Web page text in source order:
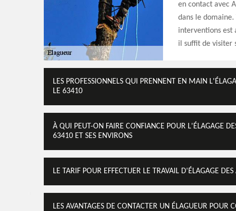
en contact avec
dans le
interventions est
il suffit de visiter
LES PROFESSIONNELS QUI PRENNENT EN MAIN
LE 63410
À QUI PEUT-ON FAIRE CONFIANCE POUR L'ÉLAGAGE
63410 ET SES ENVIRONS
LE TARIF POUR EFFECTUER LE TRAVAIL D'ÉLAGAGE
LES AVANTAGES DE CONTACTER UN ÉLAGUEUR POUR